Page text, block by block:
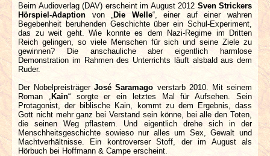
Beim Audioverlag (DAV) erscheint im August 2012 Sven Strickers
Hörspiel-Adaption von „ Die Welle“, einer auf einer wahren
Begebenheit beruhenden Geschichte über ein Schul-Experiment,
das zu weit geht. Wie konnte es dem Nazi-Regime im Dritten
Reich gelingen, so viele Menschen für sich und seine Ziele zu
gewinnen? Die anschauliche aber eigentlich harmlose
Demonstration im Rahmen des Unterrichts läuft alsbald aus dem
Ruder.
Der NobelpreisträgerJosé Saramago verstarb 2010. Mit seinem
Roman „
Kain“ sorgte er ein letztes Mal für Aufsehen. Sein
Protagonist, der biblische Kain, kommt zu dem Ergebnis, dass
Gott nicht mehr ganz bei Verstand sein könne, bei alle den Toten,
die seinen Weg pflastern. Und eigentlich drehe sich in der
Menschheitsgeschichte sowieso nur alles um Sex, Gewalt und
Machtverhältnisse. Ein kontroverser Stoff, der im August als
Hörbuch bei Hoffmann & Campe erscheint.